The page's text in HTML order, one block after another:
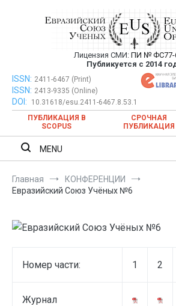
Евразийский Союз
публикация научных
ежемесячном
Лицензия СМИ: ПИ № ФС77-
Публикуется с 2014
Евразийский Союз Ученых —
ежемесячном научном
ISSN: 2411-6467 (Print)
ISSN: 2413-9335 (Online)
DOI:
10.31618/esu.2411-6467.8.53.1
ПУБЛИКАЦИЯ В
SCOPUS
СРОЧНАЯ
ПУБЛИКАЦИЯ
MENU
Главная
КОНФЕРЕНЦИИ
Евразийский Союз Учёных №6
Номер части: 1 2
Журнал